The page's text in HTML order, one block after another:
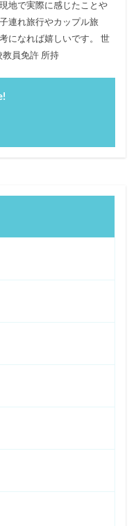
地で実際に感じたことや
連れ旅行やカップル旅
になれば嬉しいです。 世
員免許 所持